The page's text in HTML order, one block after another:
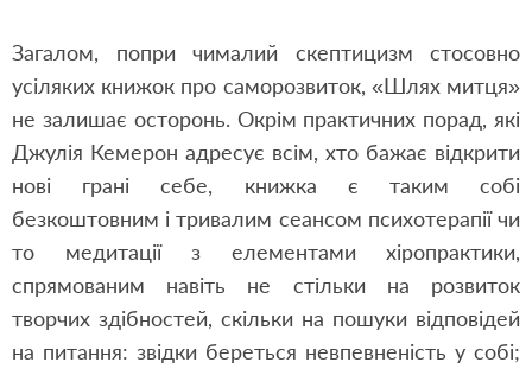
Загалом, попри чималий скептицизм стосовно
усіляких книжок про саморозвиток, «Шлях митця»
не залишає осторонь. Окрім практичних порад, які
Джулія Кемерон адресує всім, хто бажає відкрити
нові грані себе, книжка є таким собі
безкоштовним і тривалим сеансом психотерапії чи
то медитації з елементами хіропрактики,
спрямованим навіть не стільки на розвиток
творчих здібностей, скільки на пошуки відповідей
на питання: звідки береться невпевненість у собі;